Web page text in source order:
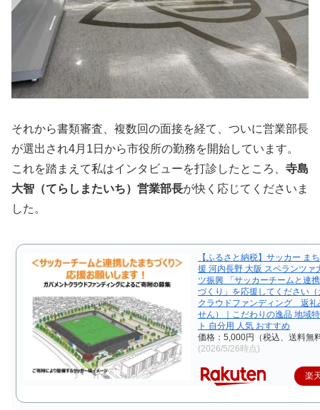
それから書類審査、複数回の面接を経て、ついに営業部長
が選出され4月1日から市役所の勤務を開始しています。
これを踏まえて私はインタビューを打診したところ、 寺島
大智（てらしまたいち）営業部長が快く応じてくださいま
した。
【ふるさと納税】サッカー ま
援 河内長野 大阪 スペランツァ
ツ振興 「サッカーチームと連
づくり」を応援してください
クラウドファンディング 返礼
せん）｜こだわりの逸品 地域
ト 自分用 人気 おすすめ
価格：5,000円（税込、送料無
(2026/5/26時点)
楽